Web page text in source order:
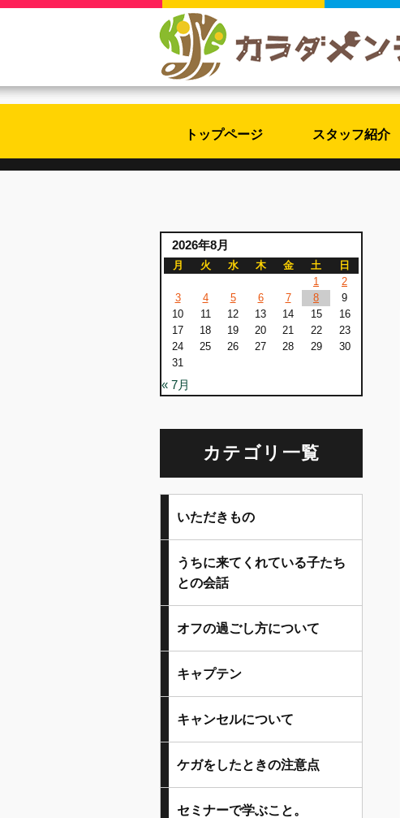
トップページ スタッフ紹介
2026年8月
月 火 水 木 金 土
日
1
2
3
4 5 6 7 8
9
10
11 12 13 14 15
16
17
18 19 20 21 22
23
24
25 26 27 28 29
30
31
« 7月
カテゴリ一覧
いただきもの
うちに来てくれている子たち
との会話
オフの過ごし方について
キャプテン
キャンセルについて
ケガをしたときの注意点
セミナーで学ぶこと。